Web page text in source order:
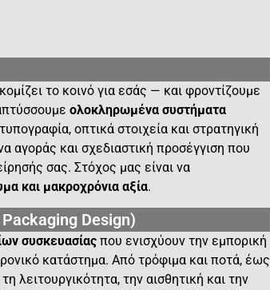
το κοινό για εσάς — και φροντίζουμε
ολοκληρωμένα συστήματα
οπτικά στοιχεία και στρατηγική
αγοράς και σχεδιαστική προσέγγιση που
σας. Στόχος μας είναι να
και μακροχρόνια αξία.
Design)
συσκευασίας που ενισχύουν την εμπορική
κατάστημα. Από τρόφιμα και ποτά, έως
λειτουργικότητα, την αισθητική και την